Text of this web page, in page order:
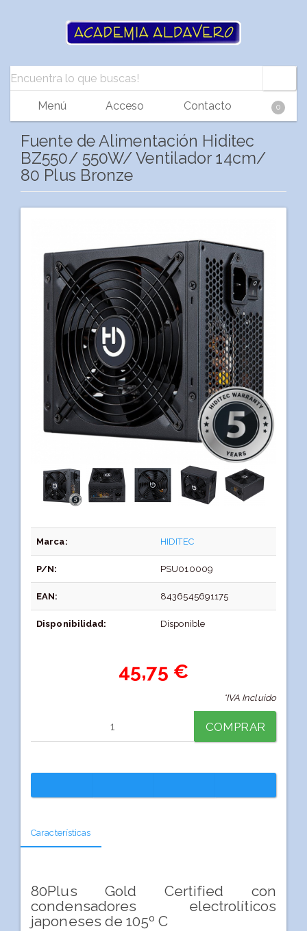
Menú Acceso Contacto 0
Fuente de Alimentación Hiditec
BZ550/ 550W/ Ventilador 14cm/
80 Plus Bronze
Marca: HIDITEC
P/N: PSU010009
EAN: 8436545691175
Disponibilidad: Disponible
45,75 €
*IVA Incluido
COMPRAR
Características
80Plus Gold Certified con
condensadores electrolíticos
japoneses de 105º C